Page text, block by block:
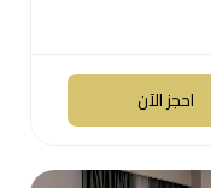
احجز الآن